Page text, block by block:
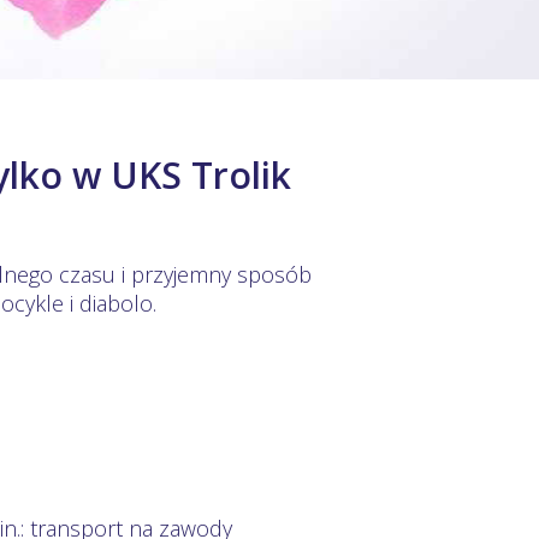
w UKS Trolik
czasu i przyjemny sposób
i diabolo.
transport na zawody